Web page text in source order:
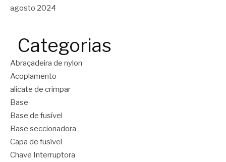
agosto 2024
Categorias
Abraçadeira de nylon
Acoplamento
alicate de crimpar
Base
Base de fusível
Base seccionadora
Capa de fusível
Chave Interruptora